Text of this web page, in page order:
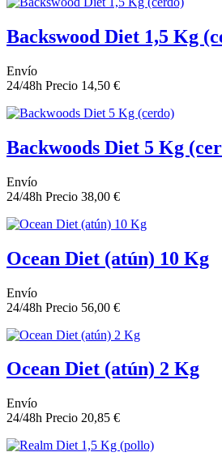
Backswood Diet 1,5 Kg
Envío
24/48h Precio 14,50 €
Backwoods Diet 5 Kg
Envío
24/48h Precio 38,00 €
Ocean Diet (atún) 10 Kg
Envío
24/48h Precio 56,00 €
Ocean Diet (atún) 2 Kg
Envío
24/48h Precio 20,85 €